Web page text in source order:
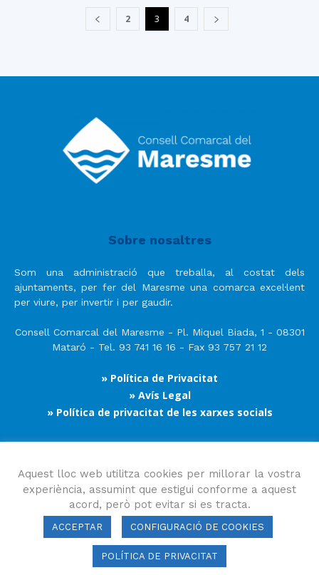
2 3 4
Sobre nosaltres
Som una administració que treballa, al costat dels
ajuntaments, per fer del Maresme una comarca excel·lent
per viure, per invertir i per gaudir.
Consell Comarcal del Maresme - Pl. Miquel Biada, 1 - 08301
Mataró - Tel. 93 741 16 16 - Fax 93 757 21 12
» Política de Privacitat
» Avís Legal
» Política de privacitat de les xarxes socials
Segueix-nos
Consell Comarcal del Maresme 2023 Copyright © Tots els drets
Aquest lloc web utilitza cookies per millorar la vostra
experiència, assumint que estigui conforme a aquest
acord, però pot evitar si es tracta.
ACCEPTAR CONFIGURACIÓ DE COOKIES
POLÍTICA DE PRIVACITAT